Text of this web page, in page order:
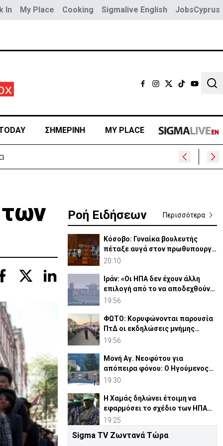
In My Place Cooking Sigmalive English JobsCyprus
ΣΗΜΕΡΙΝΗ MY PLACE
των
Ροή Ειδήσεων Περισσότερα
Κόσοβο: Γυναίκα βουλευτής
πέταξε αυγά στον πρωθυπουργό
στο κοινοβούλιο(ΒΙΝΤΕΟ)
20:10
Ιράν: «Οι ΗΠΑ δεν έχουν άλλη
επιλογή από το να αποδεχθούν
τη νέα κατάσταση»
19:56
ΦΩΤΟ: Κορυφώνονται παρουσία
ΠτΔ οι εκδηλώσεις μνήμης
Ισαάκ-Σολωμού
19:56
Μονή Αγ. Νεοφύτου για
απόπειρα φόνου: Ο Ηγούμενος
επέδειξε «ιδιαίτερη υπομονή»
19:30
Η Χαμάς δηλώνει έτοιμη να
εφαρμόσει το σχέδιο των ΗΠΑ
για τη Γάζα
19:25
Ανησυχία στις χώρες του Κόλπου
Sigma TV Ζωντανά Τώρα